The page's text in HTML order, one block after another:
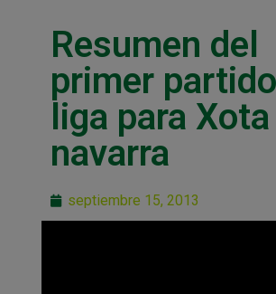
Resumen del
primer
liga para Xota
navarra
septiembre 15, 2013